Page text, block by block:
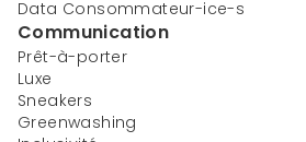
Data Consommateur-ice-s
Communication
Prêt-à-porter
Luxe
Sneakers
Greenwashing